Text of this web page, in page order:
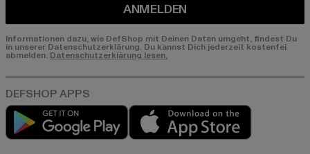
ANMELDEN
Informationen dazu, wie DefShop mit Deinen Daten umgeht, findest Du
in unserer Datenschutzerklärung. Du kannst Dich jederzeit kostenfei
abmelden. Datenschutzerklärung lesen.
Play market